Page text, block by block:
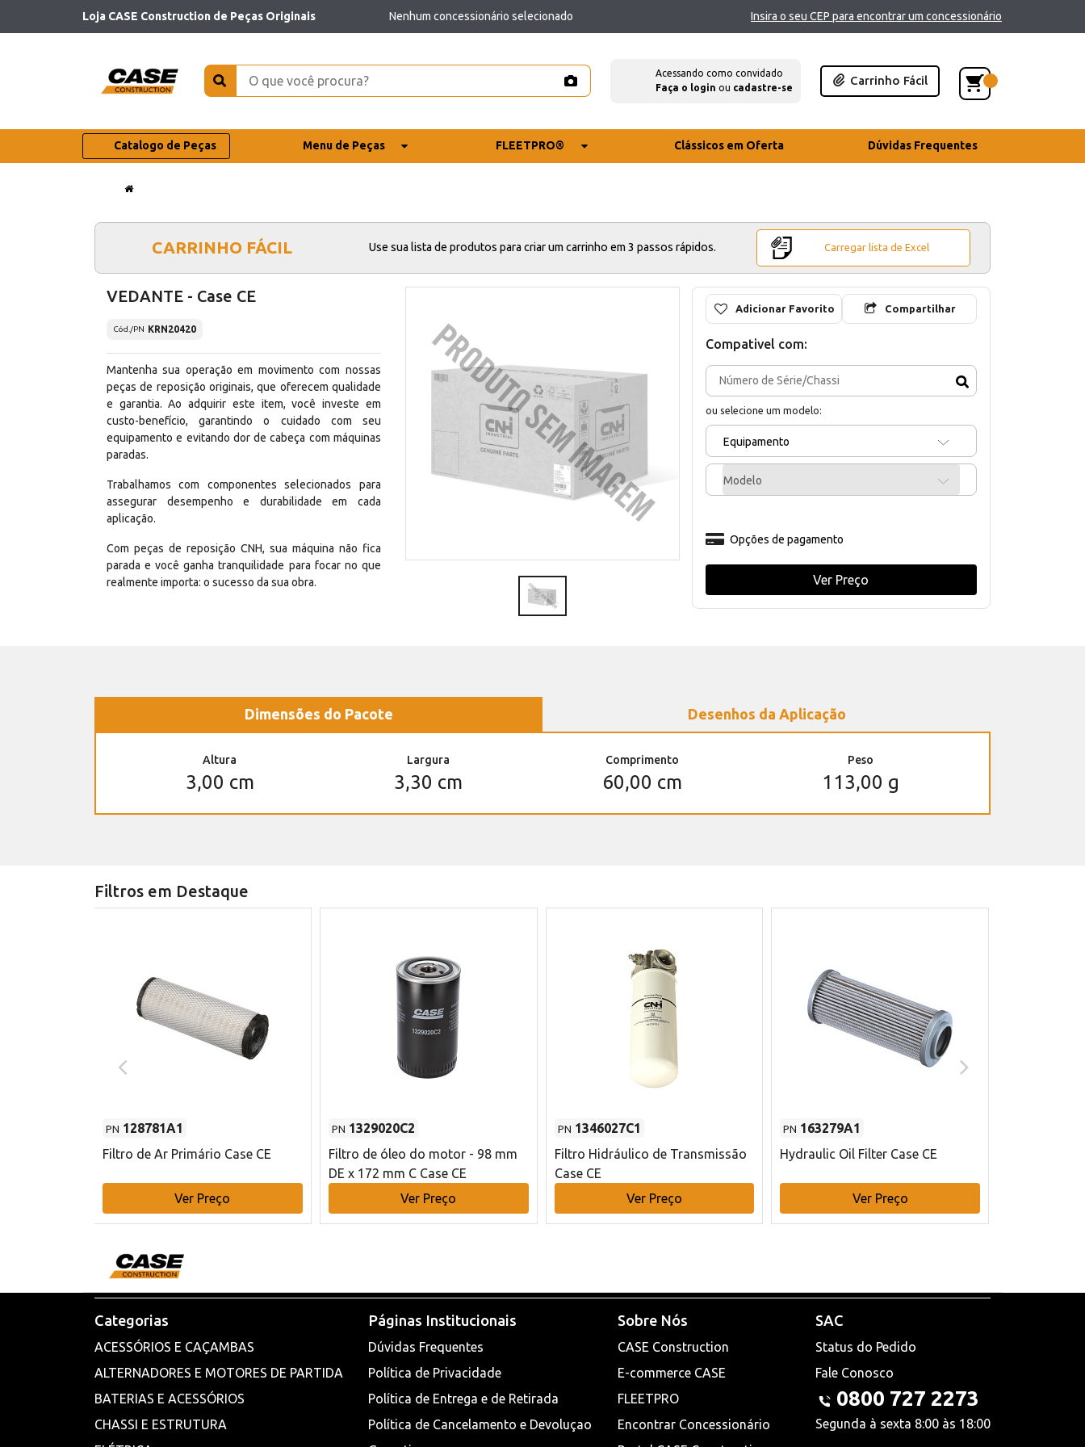
Loja CASE Construction de Peças Originais Nenhum concessionário selecionado Insira o seu CEP para encontrar um concessionário
Acessando como convidado
Faça o login ou cadastre-se
Carrinho Fácil
Catalogo de Peças Menu de Peças FLEETPRO® Clássicos em Oferta Dúvidas Frequentes
CARRINHO FÁCIL Use sua lista de produtos para criar um carrinho em 3 passos rápidos. Carregar lista de Excel
VEDANTE - Case CE
Cód./PN KRN20420
Mantenha sua operação em movimento com nossas
peças de reposição originais, que oferecem qualidade
e garantia. Ao adquirir este item, você investe em
custo-benefício, garantindo o cuidado com seu
equipamento e evitando dor de cabeça com máquinas
paradas.
Trabalhamos com componentes selecionados para
assegurar desempenho e durabilidade em cada
aplicação.
Com peças de reposição CNH, sua máquina não fica
parada e você ganha tranquilidade para focar no que
realmente importa: o sucesso da sua obra.
Adicionar Favorito Compartilhar
Compativel com:
ou selecione um modelo:
Equipamento
Modelo
Opções de pagamento
Ver Preço
Dimensões do Pacote Desenhos da Aplicação
Altura
3,00 cm
Largura
3,30 cm
Comprimento
60,00 cm
Peso
113,00 g
Filtros em Destaque
PN 128781A1
Filtro de Ar Primário Case CE
Ver Preço
PN 1329020C2
Filtro de óleo do motor - 98 mm
DE x 172 mm C Case CE
Ver Preço
PN 1346027C1
Filtro Hidráulico de Transmissão
Case CE
Ver Preço
PN 163279A1
Hydraulic Oil Filter Case CE
Ver Preço
Categorias
ACESSÓRIOS E CAÇAMBAS
ALTERNADORES E MOTORES DE PARTIDA
BATERIAS E ACESSÓRIOS
CHASSI E ESTRUTURA
Páginas Institucionais
Dúvidas Frequentes
Política de Privacidade
Política de Entrega e de Retirada
Política de Cancelamento e Devoluçao
Sobre Nós
CASE Construction
E-commerce CASE
FLEETPRO
Encontrar Concessionário
SAC
Status do Pedido
Fale Conosco
0800 727 2273
Segunda à sexta 8:00 às 18:00